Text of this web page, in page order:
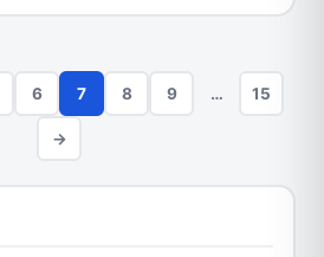
6 7 8 9 … 15
→